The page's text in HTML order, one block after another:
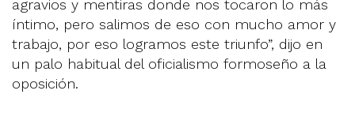
agravios y mentiras donde nos tocaron lo más
íntimo, pero salimos de eso con mucho amor y
trabajo, por eso logramos este triunfo”, dijo en
un palo habitual del oficialismo formoseño a la
oposición.